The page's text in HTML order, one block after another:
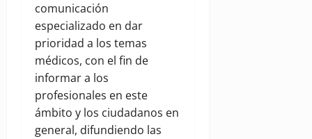
comunicación
especializado en dar
prioridad a los temas
médicos, con el fin de
informar a los
profesionales en este
ámbito y los ciudadanos en
general, difundiendo las